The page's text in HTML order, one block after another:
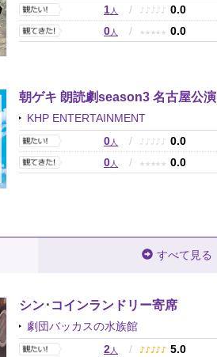
1人 / ♪ ♪ ♪ ♪ ♪
0.0
0人 / ★ ★ ★ ★ ★ 0.0
朝ゲキ 朗読劇season3 名古屋公演
KHP ENTERTAINMENT
0人 / ♪ ♪ ♪ ♪ ♪
0.0
0人 / ★ ★ ★ ★ ★ 0.0
すべて見る
シン･コインランドリー寄席
劇団バッカスの水族館
2人 / ♪ ♪ ♪ ♪ ♪
5.0